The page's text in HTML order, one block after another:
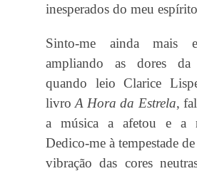
inesperados do meu
Sinto-me ainda mais
ampliando as dores
quando leio Clarice
livroA Hora da Estrela,
a música a afetou e a
Dedico-me à tempestade
vibração das cores